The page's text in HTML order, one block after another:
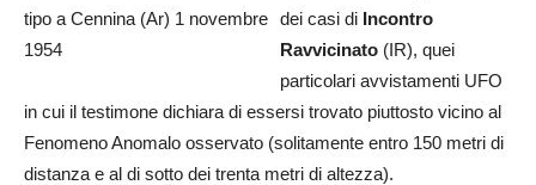
dei casi di Incontro
Ravvicinato (IR), quei
particolari avvistamenti UFO
in cui il testimone dichiara di essersi trovato piuttosto vicino al
Fenomeno Anomalo osservato (solitamente entro 150 metri di
distanza e al di sotto dei trenta metri di altezza).